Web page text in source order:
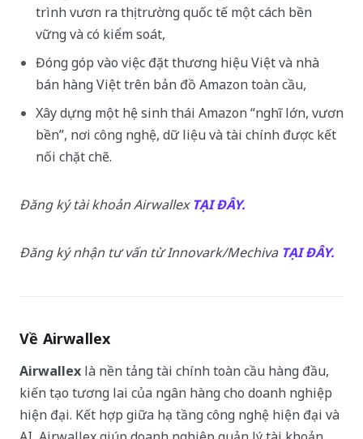
trình vươn ra thị trường quốc tế một cách bền
vững và có kiểm soát,
Đóng góp vào việc đặt thương hiệu Việt và nhà
bán hàng Việt trên bản đồ Amazon toàn cầu,
Xây dựng một hệ sinh thái Amazon “nghĩ lớn, vươn
bền”, nơi công nghệ, dữ liệu và tài chính được kết
nối chặt chẽ.
Đăng ký tài khoản AirwallexTẠI ĐÂY.
Đăng ký nhận tư vấn từ Innovark/Mechiva TẠI ĐÂY.
Về Airwallex
Airwallex là nền tảng tài chính toàn cầu hàng đầu,
kiến tạo tương lai của ngân hàng cho doanh nghiệp
hiện đại. Kết hợp giữa hạ tầng công nghệ hiện đại và